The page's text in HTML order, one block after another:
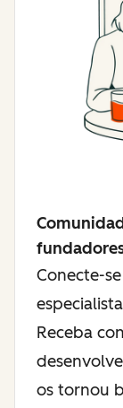
Conecte-
Receba
os tornou